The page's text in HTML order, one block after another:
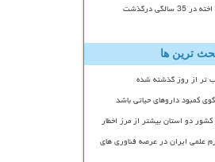
درگذشت
ترین ها
تر از روز گذشته شده
کمبود داروهای حیاتی باشد
دو استان بیشتر از مرز اخطار
علمی ایران در عرصه فناوری های